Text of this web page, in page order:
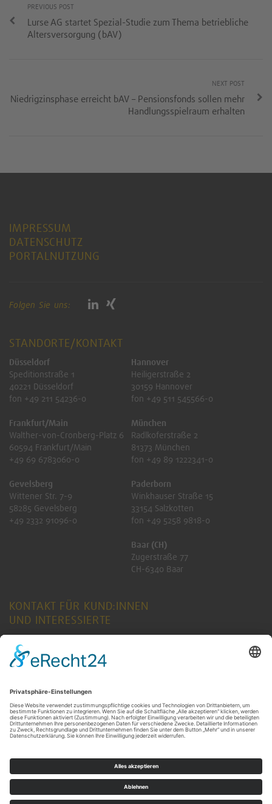
PREVIOUS POST
Lurse AG startet Spezial-Studie zum Thema betriebliche
Altersversorgung (bAV)
NEXT POST
Niedrigzinsphase erreicht bAV – Pensionsfonds sollen mehr
Handlungsspielraum erhalten
IMPRESSUM
DATENSCHUTZ
PORTALNUTZUNG
Folgen Sie uns:
STANDORTE/KONTAKT
Düsseldorf
Speditionstraße 1
40221 Düsseldorf
fon +49 211 54236-0
Frankfurt/Main
Walther-von-Cronberg-Platz 6
60594 Frankfurt/Main
+49 69 6783060-0
Gevelsberg
Wittener Str. 7-9
58285 Gevelsberg
+49 2332 91096-0
Hannover
Heiligerstraße 2
30159 Hannover
fon +49 511 545566-0
München
Radlkoferstraße 2
81373 München
fon +49 89 1222341-0
Paderborn
Winkhauser Straße 15
33154 Salzkotten
fon +49 5258 9818-0
Baar (CH)
Zugerstraße 77
CH-6340 Baar
KONTAKT FÜR KUND:INNEN
UND INTERESSIERTE
ANFRAGE SENDEN
KONTAKT FÜR RENTNER:INNEN
ANFRAGE SENDEN